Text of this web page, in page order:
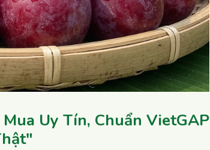
Uy Tín, Chuẩn VietGAP